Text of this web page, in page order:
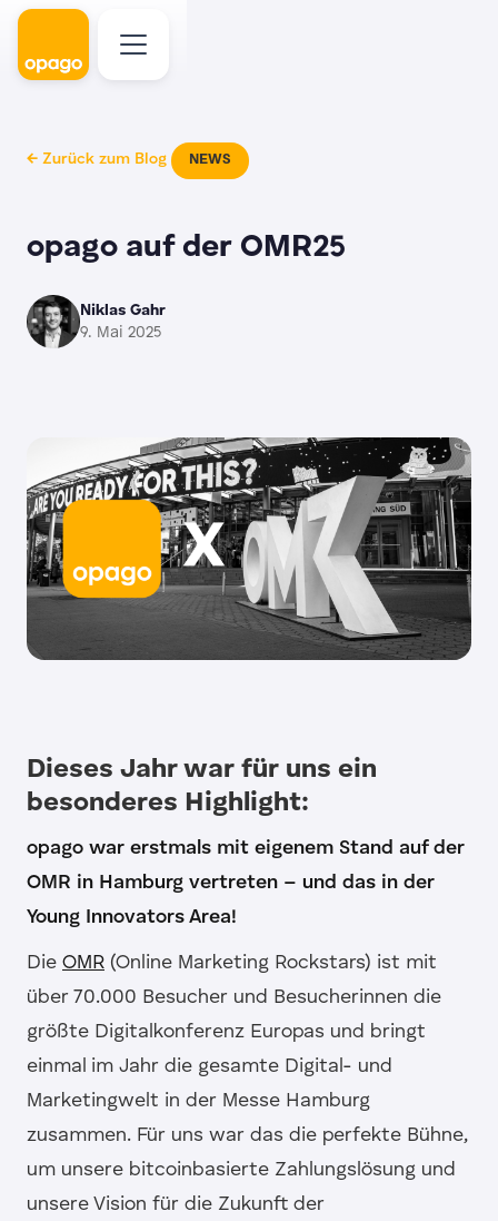
← Zurück zum Blog NEWS
opago auf der OMR25
Niklas Gahr
9. Mai 2025
Dieses Jahr war für uns ein
besonderes Highlight:
opago war erstmals mit eigenem Stand auf der
OMR in Hamburg vertreten – und das in der
Young Innovators Area!
Die OMR (Online Marketing Rockstars) ist mit
über 70.000 Besucher und Besucherinnen die
größte Digitalkonferenz Europas und bringt
einmal im Jahr die gesamte Digital- und
Marketingwelt in der Messe Hamburg
zusammen. Für uns war das die perfekte Bühne,
um unsere bitcoinbasierte Zahlungslösung und
unsere Vision für die Zukunft der